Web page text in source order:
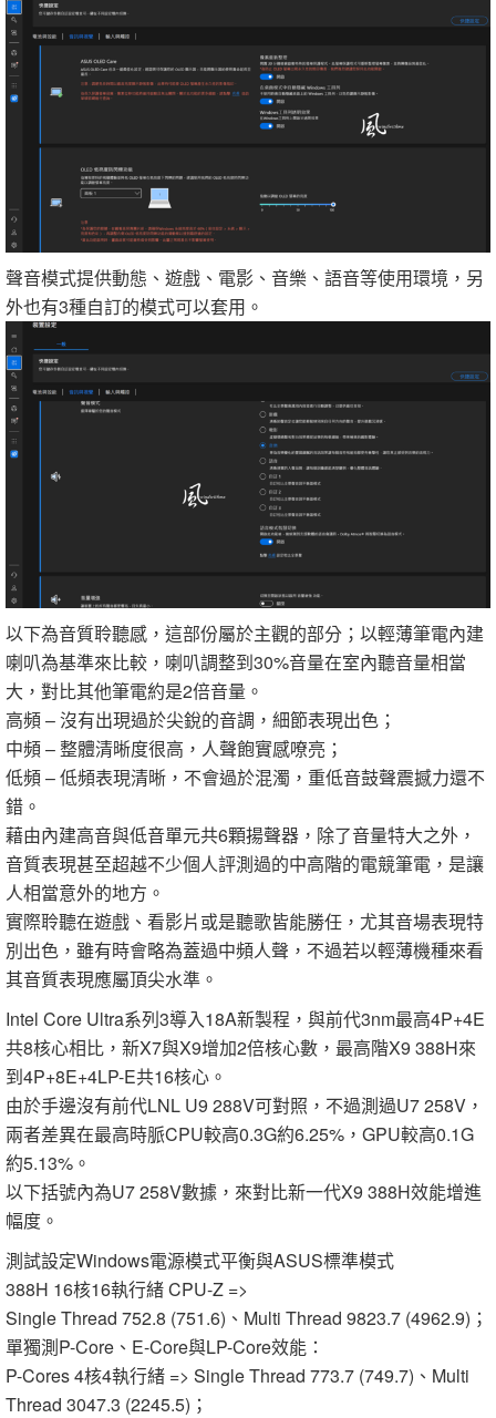
聲音模式提供動態、遊戲、電影、音樂、語音等使用環境，另
外也有3種自訂的模式可以套用。
以下為音質聆聽感，這部份屬於主觀的部分；以輕薄筆電內建
喇叭為基準來比較，喇叭調整到30%音量在室內聽音量相當
大，對比其他筆電約是2倍音量。
高頻 – 沒有出現過於尖銳的音調，細節表現出色；
中頻 – 整體清晰度很高，人聲飽實感嘹亮；
低頻 – 低頻表現清晰，不會過於混濁，重低音鼓聲震撼力還不
錯。
藉由內建高音與低音單元共6顆揚聲器，除了音量特大之外，
音質表現甚至超越不少個人評測過的中高階的電競筆電，是讓
人相當意外的地方。
實際聆聽在遊戲、看影片或是聽歌皆能勝任，尤其音場表現特
別出色，雖有時會略為蓋過中頻人聲，不過若以輕薄機種來看
其音質表現應屬頂尖水準。
Intel Core Ultra系列3導入18A新製程，與前代3nm最高4P+4E
共8核心相比，新X7與X9增加2倍核心數，最高階X9 388H來
到4P+8E+4LP-E共16核心。
由於手邊沒有前代LNL U9 288V可對照，不過測過U7 258V，
兩者差異在最高時脈CPU較高0.3G約6.25%，GPU較高0.1G
約5.13%。
以下括號內為U7 258V數據，來對比新一代X9 388H效能增進
幅度。
測試設定Windows電源模式平衡與ASUS標準模式
388H 16核16執行緒 CPU-Z =>
Single Thread 752.8 (751.6)、Multi Thread 9823.7 (4962.9)；
單獨測P-Core、E-Core與LP-Core效能：
P-Cores 4核4執行緒 => Single Thread 773.7 (749.7)、Multi
Thread 3047.3 (2245.5)；